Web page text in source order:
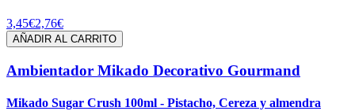
3,45€2,76€
AÑADIR AL CARRITO
Ambientador Mikado Decorativo Gourmand
Mikado Sugar Crush 100ml - Pistacho, Cereza y almendra